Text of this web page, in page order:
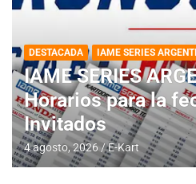
DESTACADA IAME SERIES
IAME SERIES
Horarios para la
Invitados
4 agosto, 2026 E-Kart